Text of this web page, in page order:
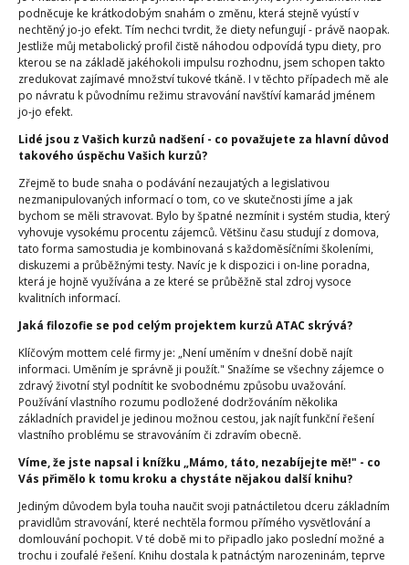
podněcuje ke krátkodobým snahám o změnu, která stejně vyústí v
nechtěný jo-jo efekt. Tím nechci tvrdit, že diety nefungují - právě naopak.
Jestliže můj metabolický profil čistě náhodou odpovídá typu diety, pro
kterou se na základě jakéhokoli impulsu rozhodnu, jsem schopen takto
zredukovat zajímavé množství tukové tkáně. I v těchto případech mě ale
po návratu k původnímu režimu stravování navštíví kamarád jménem
jo-jo efekt.
Lidé jsou z Vašich kurzů nadšení - co považujete za hlavní důvod
takového úspěchu Vašich kurzů?
Zřejmě to bude snaha o podávání nezaujatých a legislativou
nezmanipulovaných informací o tom, co ve skutečnosti jíme a jak
bychom se měli stravovat. Bylo by špatné nezmínit i systém studia, který
vyhovuje vysokému procentu zájemců. Většinu času studují z domova,
tato forma samostudia je kombinovaná s každoměsíčními školeními,
diskuzemi a průběžnými testy. Navíc je k dispozici i on-line poradna,
která je hojně využívána a ze které se průběžně stal zdroj vysoce
kvalitních informací.
Jaká filozofie se pod celým projektem kurzů ATAC skrývá?
Klíčovým mottem celé firmy je: „Není uměním v dnešní době najít
informaci. Uměním je správně ji použít." Snažíme se všechny zájemce o
zdravý životní styl podnítit ke svobodnému způsobu uvažování.
Používání vlastního rozumu podložené dodržováním několika
základních pravidel je jedinou možnou cestou, jak najít funkční řešení
vlastního problému se stravováním či zdravím obecně.
Víme, že jste napsal i knížku „Mámo, táto, nezabíjejte mě!" - co
Vás přimělo k tomu kroku a chystáte nějakou další knihu?
Jediným důvodem byla touha naučit svoji patnáctiletou dceru základním
pravidlům stravování, které nechtěla formou přímého vysvětlování a
domlouvání pochopit. V té době mi to připadlo jako poslední možné a
trochu i zoufalé řešení. Knihu dostala k patnáctým narozeninám, teprve